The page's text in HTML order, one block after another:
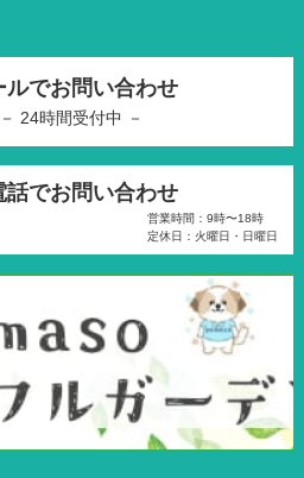
ルでお問い合わせ
－ 24時間受付中 －
話でお問い合わせ
営業時間：9時〜18時
定休日：火曜日・日曜日